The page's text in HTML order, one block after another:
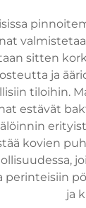
sitten
ja
tiloihin.
estävät
kovien
ja